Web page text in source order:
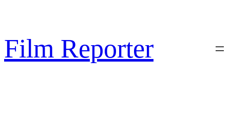
conținut
Film Reporter